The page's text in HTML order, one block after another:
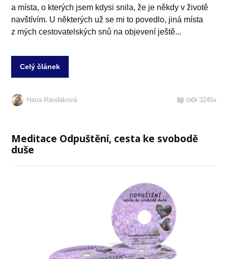
a místa, o kterých jsem kdysi snila, že je někdy v životě
navštívím. U některých už se mi to povedlo, jiná místa
z mých cestovatelských snů na objevení ještě...
Celý článek
Hana Randáková 0 3245x
Meditace Odpuštění, cesta ke svobodě
duše